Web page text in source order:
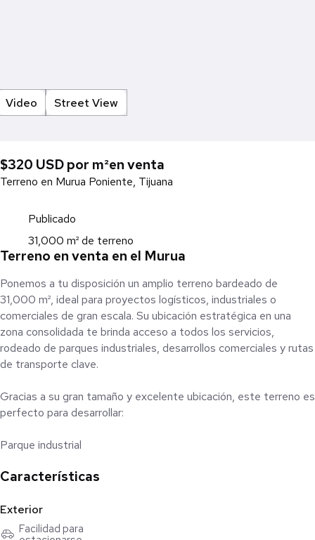
Video Street View
$320 USD por m²en venta
Terreno en Murua Poniente, Tijuana
Publicado
31,000 m² de terreno
Terreno en venta en el Murua
Ponemos a tu disposición un amplio terreno bardeado de
31,000 m², ideal para proyectos logísticos, industriales o
comerciales de gran escala. Su ubicación estratégica en una
zona consolidada te brinda acceso a todos los servicios,
rodeado de parques industriales, desarrollos comerciales y rutas
de transporte clave.
Gracias a su gran tamaño y excelente ubicación, este terreno es
perfecto para desarrollar:
Parque industrial
Centro logístico
Proyecto de uso mixto
Características
Exterior
Facilidad para